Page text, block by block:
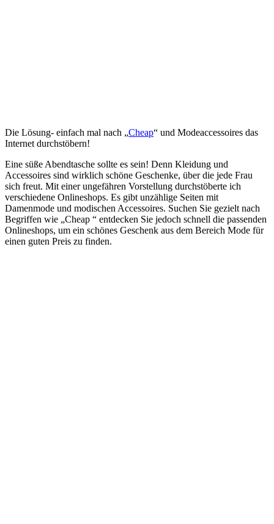
Die Lösung- einfach mal nach „Cheap“ und Modeaccessoires das
Internet durchstöbern!
Eine süße Abendtasche sollte es sein! Denn Kleidung und
Accessoires sind wirklich schöne Geschenke, über die jede Frau
sich freut. Mit einer ungefähren Vorstellung durchstöberte ich
verschiedene Onlineshops. Es gibt unzählige Seiten mit
Damenmode und modischen Accessoires. Suchen Sie gezielt nach
Begriffen wie „Cheap “ entdecken Sie jedoch schnell die passenden
Onlineshops, um ein schönes Geschenk aus dem Bereich Mode für
einen guten Preis zu finden.